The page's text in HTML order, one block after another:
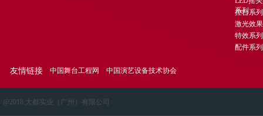
系列
控台系列
激光效
特效系列
配件系列
友情链接 中国舞台工程网 中国演艺设备技术协会
@2018 大都实业（广州）有限公司